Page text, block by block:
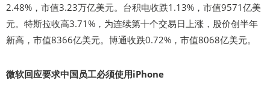
2.48%，市值3.23万亿美元。台积电收跌1.13%，市值9571亿美
元。特斯拉收高3.71%，为连续第十个交易日上涨，股价创半年
新高，市值8366亿美元。博通收跌0.72%，市值8068亿美元。
微软回应要求中国员工必须使用iPhone